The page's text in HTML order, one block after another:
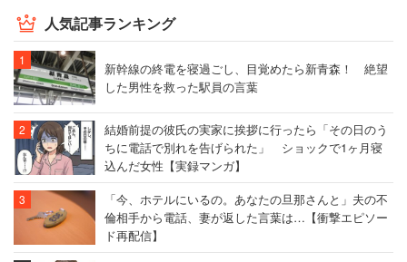
人気記事ランキング
新幹線の終電を寝過ごし、目覚めたら新青森！ 絶望
した男性を救った駅員の言葉
結婚前提の彼氏の実家に挨拶に行ったら「その日のう
ちに電話で別れを告げられた」 ショックで1ヶ月寝
込んだ女性【実録マンガ】
「今、ホテルにいるの。あなたの旦那さんと」夫の不
倫相手から電話、妻が返した言葉は…【衝撃エピソー
ド再配信】